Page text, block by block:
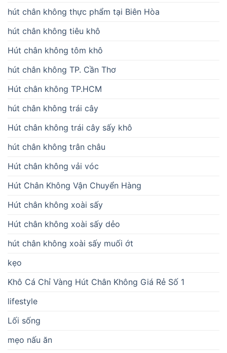
hút chân không thực phẩm tại Biên Hòa
hút chân không tiêu khô
Hút chân không tôm khô
hút chân không TP. Cần Thơ
Hút chân không TP.HCM
hút chân không trái cây
Hút chân không trái cây sấy khô
hút chân không trân châu
Hút chân không vải vóc
Hút Chân Không Vận Chuyển Hàng
Hút chân không xoài sấy
Hút chân không xoài sấy dẻo
hút chân không xoài sấy muối ớt
kẹo
Khô Cá Chỉ Vàng Hút Chân Không Giá Rẻ Số 1
lifestyle
Lối sống
mẹo nấu ăn